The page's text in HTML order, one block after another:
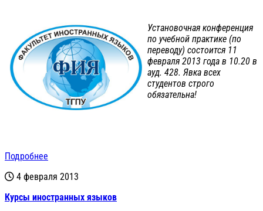
Установочная конференция
по учебной практике (по
переводу) состоится 11
февраля 2013 года в 10.20 в
ауд. 428. Явка всех
студентов строго
обязательна!
Подробнее
4 февраля 2013
Курсы иностранных языков